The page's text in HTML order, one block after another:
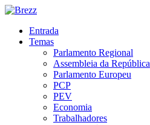
Entrada
Temas
Parlamento Regional
Assembleia da República
Parlamento Europeu
PCP
PEV
Economia
Trabalhadores